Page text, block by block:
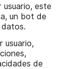
usuario, este
un bot de
usuario,
de